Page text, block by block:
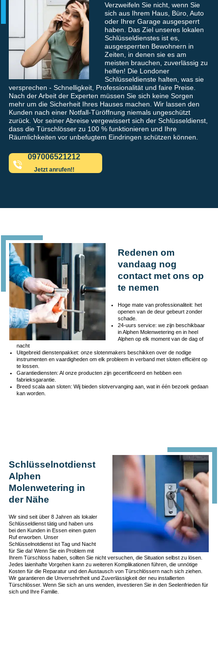
Verzweifeln Sie nicht, wenn Sie
sich aus Ihrem Haus, Büro, Auto
oder Ihrer Garage ausgesperrt
haben. Das Ziel unseres lokalen
Schlüsseldienstes ist es,
ausgesperrten Bewohnern in
Zeiten, in denen sie es am
meisten brauchen, zuverlässig zu
helfen! Die Londoner
Schlüsseldienste halten, was sie
versprechen - Schnelligkeit, Professionalität und faire Preise.
Nach der Arbeit der Experten müssen Sie sich keine Sorgen
mehr um die Sicherheit Ihres Hauses machen. Wir lassen den
Kunden nach einer Notfall-Türöffnung niemals ungeschützt
zurück. Vor seiner Abreise vergewissert sich der Schlüsseldienst,
dass die Türschlösser zu 100 % funktionieren und Ihre
Räumlichkeiten vor unbefugtem Eindringen schützen können.
097006521212
Jetzt anrufen!!
Redenen om
vandaag nog
contact met ons op
te nemen
Hoge mate van professionaliteit: het
openen van de deur gebeurt zonder
schade.
24-uurs service: we zijn beschikbaar
in Alphen Molenwetering en in heel
Alphen op elk moment van de dag of
nacht
Uitgebreid dienstenpakket: onze slotenmakers beschikken over de nodige
instrumenten en vaardigheden om elk probleem in verband met sloten efficiënt op
te lossen.
Garantiediensten: Al onze producten zijn gecertificeerd en hebben een
fabrieksgarantie.
Breed scala aan sloten: Wij bieden slotvervanging aan, wat in één bezoek gedaan
kan worden.
Schlüsselnotdienst
Alphen
Molenwetering in
der Nähe
Wir sind seit über 8 Jahren als lokaler
Schlüsseldienst tätig und haben uns
bei den Kunden in Essen einen guten
Ruf erworben. Unser
Schlüsselnotdienst ist Tag und Nacht
für Sie da! Wenn Sie ein Problem mit
Ihrem Türschloss haben, sollten Sie nicht versuchen, die Situation selbst zu lösen.
Jedes laienhafte Vorgehen kann zu weiteren Komplikationen führen, die unnötige
Kosten für die Reparatur und den Austausch von Türschlössern nach sich ziehen.
Wir garantieren die Unversehrtheit und Zuverlässigkeit der neu installierten
Türschlösser. Wenn Sie sich an uns wenden, investieren Sie in den Seelenfrieden für
sich und Ihre Familie.